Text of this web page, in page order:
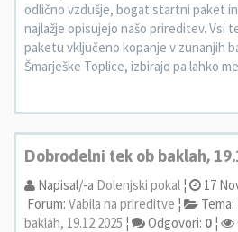
odlično vzdušje, bogat startni paket
najlažje opisujejo našo prireditev. Vsi
paketu vključeno kopanje v zunanjih
Šmarješke Toplice, izbirajo pa lahko
Dobrodelni tek ob baklah,
Napisal/-a Dolenjski pokal ¦
17
Forum: Vabila na prireditve ¦ Tema:
baklah, 19.12.2025 ¦ Odgovori: 0 ¦